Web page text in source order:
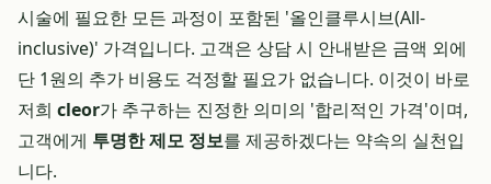
시술에 필요한 모든 과정이 포함된 '올인클루시브(All-
inclusive)' 가격입니다. 고객은 상담 시 안내받은 금액 외에
단 1원의 추가 비용도 걱정할 필요가 없습니다. 이것이 바로
저희 cleor가 추구하는 진정한 의미의 '합리적인 가격'이며,
고객에게 투명한 제모 정보를 제공하겠다는 약속의 실천입
니다.